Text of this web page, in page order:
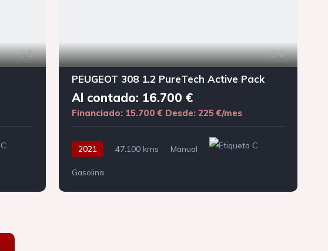
5 8
PEUGEOT 308 1.2 PureTech Active Pack
Al contado: 16.700 €
Financiado: 15.700 € Desde: 225 €/mes
2021 47.100 kms Manual
Gasolina